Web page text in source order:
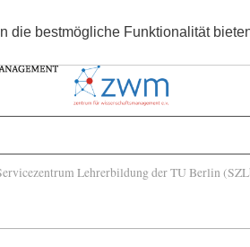
die bestmögliche Funktionalität
Lehrerbildung der TU Berlin